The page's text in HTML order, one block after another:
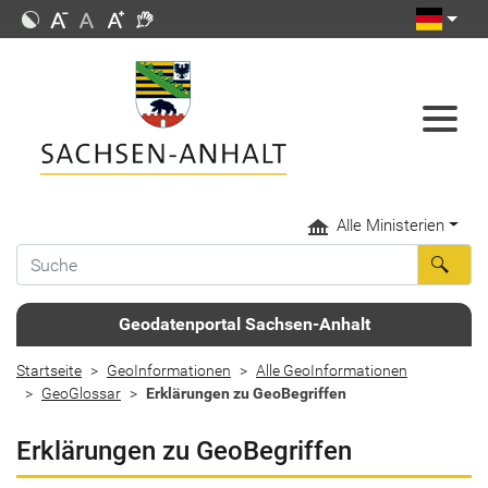
Alle Ministerien
Geodatenportal Sachsen-Anhalt
Startseite GeoInformationen
Alle GeoInformationen
GeoGlossar
Erklärungen zu GeoBegriffen
Erklärungen zu GeoBegriffen